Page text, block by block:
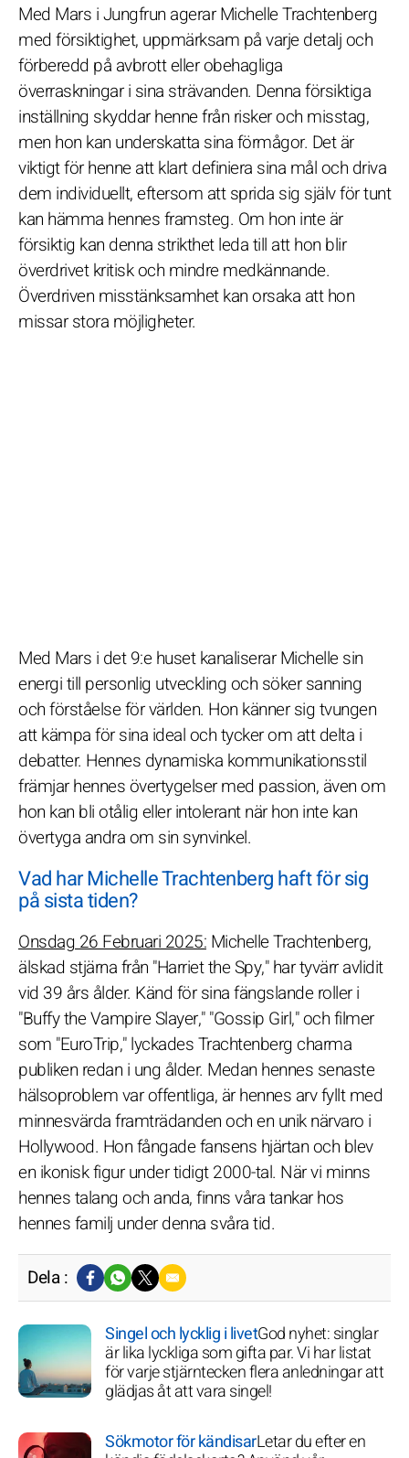
Med Mars i Jungfrun agerar Michelle Trachtenberg
med försiktighet, uppmärksam på varje detalj och
förberedd på avbrott eller obehagliga
överraskningar i sina strävanden. Denna försiktiga
inställning skyddar henne från risker och misstag,
men hon kan underskatta sina förmågor. Det är
viktigt för henne att klart definiera sina mål och driva
dem individuellt, eftersom att sprida sig själv för tunt
kan hämma hennes framsteg. Om hon inte är
försiktig kan denna strikthet leda till att hon blir
överdrivet kritisk och mindre medkännande.
Överdriven misstänksamhet kan orsaka att hon
missar stora möjligheter.
Med Mars i det 9:e huset kanaliserar Michelle sin
energi till personlig utveckling och söker sanning
och förståelse för världen. Hon känner sig tvungen
att kämpa för sina ideal och tycker om att delta i
debatter. Hennes dynamiska kommunikationsstil
främjar hennes övertygelser med passion, även om
hon kan bli otålig eller intolerant när hon inte kan
övertyga andra om sin synvinkel.
Vad har Michelle Trachtenberg haft för sig
på sista tiden?
Onsdag 26 Februari 2025: Michelle Trachtenberg,
älskad stjärna från "Harriet the Spy," har tyvärr avlidit
vid 39 års ålder. Känd för sina fängslande roller i
"Buffy the Vampire Slayer," "Gossip Girl," och filmer
som "EuroTrip," lyckades Trachtenberg charma
publiken redan i ung ålder. Medan hennes senaste
hälsoproblem var offentliga, är hennes arv fyllt med
minnesvärda framträdanden och en unik närvaro i
Hollywood. Hon fångade fansens hjärtan och blev
en ikonisk figur under tidigt 2000-tal. När vi minns
hennes talang och anda, finns våra tankar hos
hennes familj under denna svåra tid.
Dela :
Singel och lycklig i livetGod nyhet: singlar
är lika lyckliga som gifta par. Vi har listat
för varje stjärntecken flera anledningar att
glädjas åt att vara singel!
Sökmotor för kändisarLetar du efter en